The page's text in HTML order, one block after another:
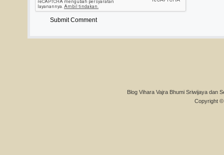
Blog Vihara Vajra Bhumi Sriwijaya dan
Copyright ©